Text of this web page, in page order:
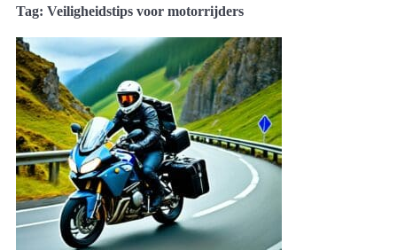
Tag: Veiligheidstips voor motorrijders